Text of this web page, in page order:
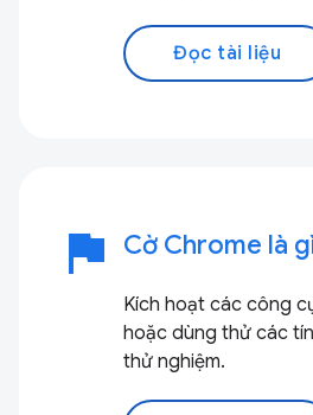
Đọc tài liệu
flag Cờ Chrome là
Kích hoạt các công
hoặc dùng thử các
thử nghiệm.